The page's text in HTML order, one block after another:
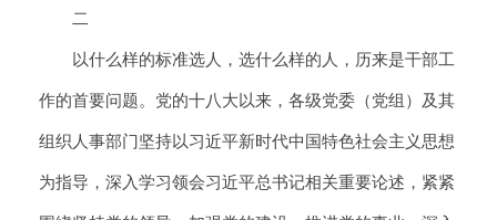
二
以什么样的标准选人，选什么样的人，历来是干部工
作的首要问题。党的十八大以来，各级党委（党组）及其
组织人事部门坚持以习近平新时代中国特色社会主义思想
为指导，深入学习领会习近平总书记相关重要论述，紧紧